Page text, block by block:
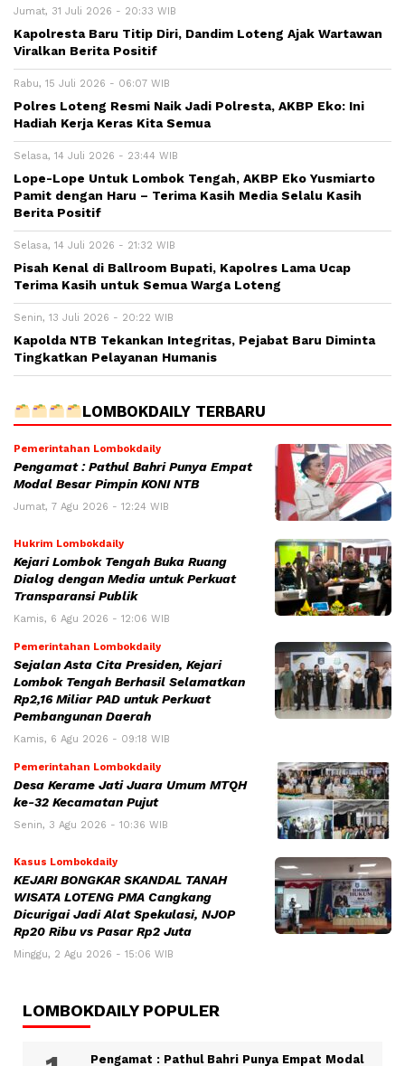
Jumat, 31 Juli 2026 - 20:33 WIB
Kapolresta Baru Titip Diri, Dandim Loteng Ajak Wartawan
Viralkan Berita Positif
Rabu, 15 Juli 2026 - 06:07 WIB
Polres Loteng Resmi Naik Jadi Polresta, AKBP Eko: Ini
Hadiah Kerja Keras Kita Semua
Selasa, 14 Juli 2026 - 23:44 WIB
Lope-Lope Untuk Lombok Tengah, AKBP Eko Yusmiarto
Pamit dengan Haru – Terima Kasih Media Selalu Kasih
Berita Positif
Selasa, 14 Juli 2026 - 21:32 WIB
Pisah Kenal di Ballroom Bupati, Kapolres Lama Ucap
Terima Kasih untuk Semua Warga Loteng
Senin, 13 Juli 2026 - 20:22 WIB
Kapolda NTB Tekankan Integritas, Pejabat Baru Diminta
Tingkatkan Pelayanan Humanis
LOMBOKDAILY TERBARU
Pemerintahan Lombokdaily
Pengamat : Pathul Bahri Punya Empat
Modal Besar Pimpin KONI NTB
Jumat, 7 Agu 2026 - 12:24 WIB
Hukrim Lombokdaily
Kejari Lombok Tengah Buka Ruang
Dialog dengan Media untuk Perkuat
Transparansi Publik
Kamis, 6 Agu 2026 - 12:06 WIB
Pemerintahan Lombokdaily
Sejalan Asta Cita Presiden, Kejari
Lombok Tengah Berhasil Selamatkan
Rp2,16 Miliar PAD untuk Perkuat
Pembangunan Daerah
Kamis, 6 Agu 2026 - 09:18 WIB
Pemerintahan Lombokdaily
Desa Kerame Jati Juara Umum MTQH
ke-32 Kecamatan Pujut
Senin, 3 Agu 2026 - 10:36 WIB
Kasus Lombokdaily
KEJARI BONGKAR SKANDAL TANAH
WISATA LOTENG PMA Cangkang
Dicurigai Jadi Alat Spekulasi, NJOP
Rp20 Ribu vs Pasar Rp2 Juta
Minggu, 2 Agu 2026 - 15:06 WIB
LOMBOKDAILY POPULER
Pengamat : Pathul Bahri Punya Empat Modal